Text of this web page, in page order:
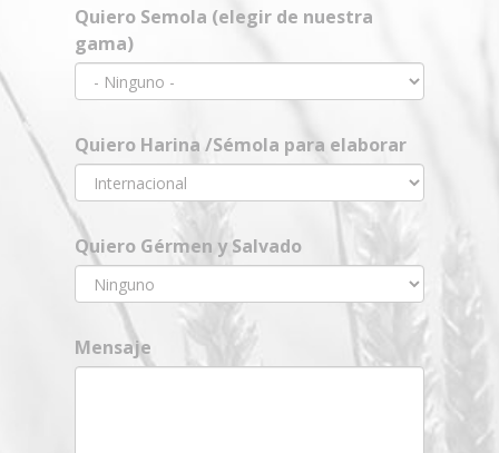
Quiero Semola (elegir de nuestra
gama)
Quiero Harina /Sémola para elaborar
Quiero Gérmen y Salvado
Mensaje